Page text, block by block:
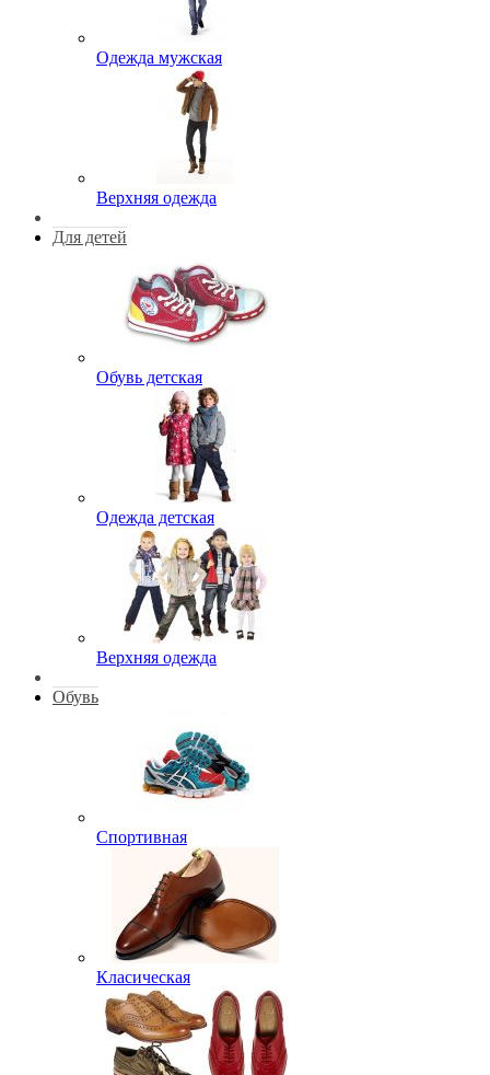
Одежда мужская
Верхняя одежда
Для детей
Обувь детская
Одежда детская
Верхняя одежда
Обувь
Спортивная
Класическая